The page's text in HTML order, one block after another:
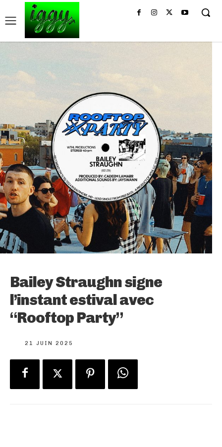
Bailey Straughn signe
l’instant estival avec
“Rooftop Party”
21 JUIN 2025